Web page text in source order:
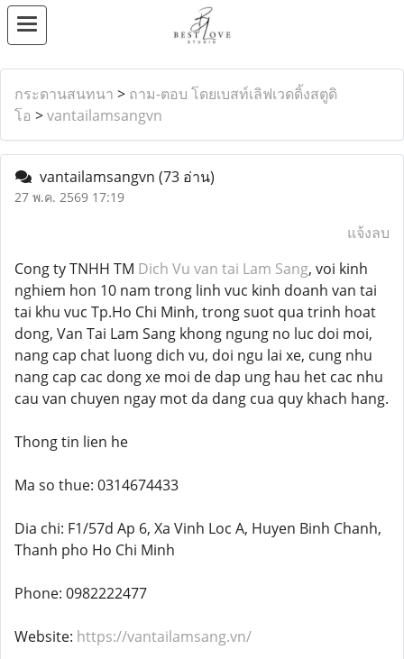
กระดานสนทนา > ถาม-ตอบ โดยเบสท์เลิฟเวดดิ้งสตูดิ
โอ >vantailamsangvn
vantailamsangvn (73 อ่าน)
27 พ.ค. 2569 17:19
แจ้งลบ
Cong ty TNHH TM Dich Vu van tai Lam Sang, voi kinh
nghiem hon 10 nam trong linh vuc kinh doanh van tai
tai khu vuc Tp.Ho Chi Minh, trong suot qua trinh hoat
dong, Van Tai Lam Sang khong ngung no luc doi moi,
nang cap chat luong dich vu, doi ngu lai xe, cung nhu
nang cap cac dong xe moi de dap ung hau het cac nhu
cau van chuyen ngay mot da dang cua quy khach hang.
Thong tin lien he
Ma so thue: 0314674433
Dia chi: F1/57d Ap 6, Xa Vinh Loc A, Huyen Binh Chanh,
Thanh pho Ho Chi Minh
Phone: 0982222477
Website: https://vantailamsang.vn/